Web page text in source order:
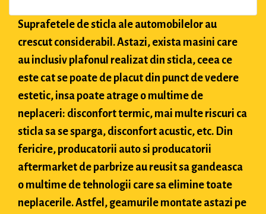
Suprafetele de sticla ale automobilelor au
crescut considerabil. Astazi, exista masini care
au inclusiv plafonul realizat din sticla, ceea ce
este cat se poate de placut din punct de vedere
estetic, insa poate atrage o multime de
neplaceri: disconfort termic, mai multe riscuri ca
sticla sa se sparga, disconfort acustic, etc. Din
fericire, producatorii auto si producatorii
aftermarket de parbrize au reusit sa gandeasca
o multime de tehnologii care sa elimine toate
neplacerile. Astfel, geamurile montate astazi pe